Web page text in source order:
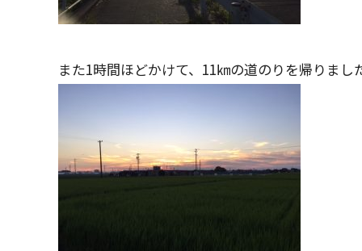
また1時間ほどかけて、11㎞の道のりを帰りまし